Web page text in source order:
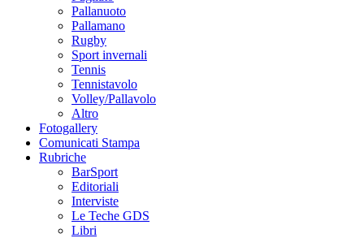
Pallanuoto
Pallamano
Rugby
Sport invernali
Tennis
Tennistavolo
Volley/Pallavolo
Altro
Fotogallery
Comunicati Stampa
Rubriche
BarSport
Editoriali
Interviste
Le Teche GDS
Libri